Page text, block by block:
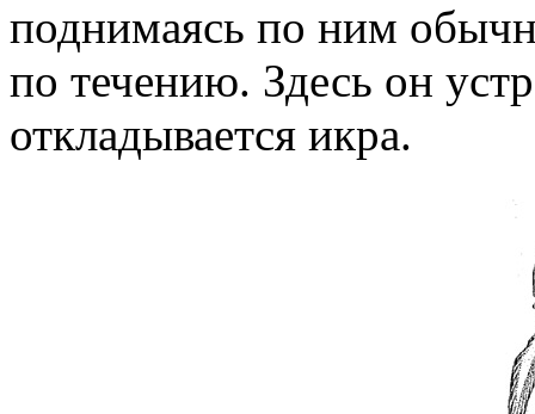
поднимаясь по ним
по течению. Здесь он
откладывается икра.